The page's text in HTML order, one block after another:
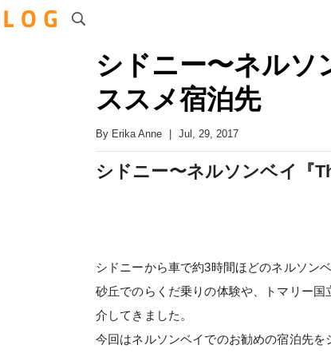
シドニー〜ネルソ
ススメ宿泊先
By Erika Anne Jul, 29, 2017
シドニー〜ネルソンベイ『
シドニーから車で約3時間ほどのネルソン
砂丘でのらくだ乗りの体験や、トマリー
介してきました。
今回はネルソンベイでのお勧めの宿泊先を